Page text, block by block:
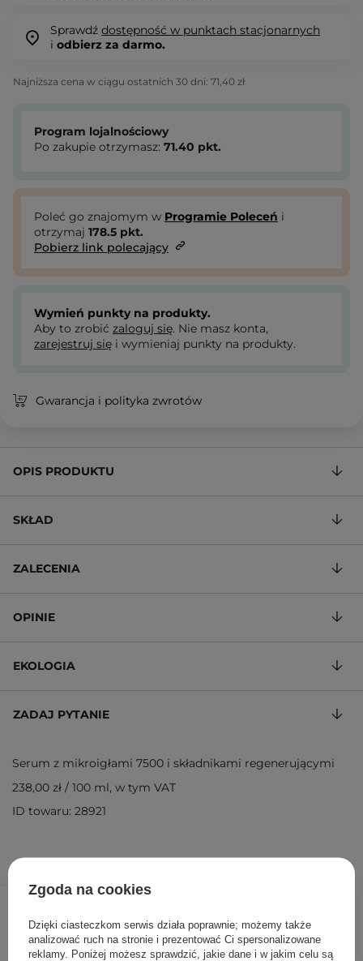
Sprawdź dostępność w punktach stacjonarnych
i odbierz za darmo.
Najniższa cena w ciągu ostatnich 30 dni: 71,40 zł
71,40 zł 119,00 zł
DODAJ DO KOSZYKA
Program lojalnościowy
Po zakupie otrzymasz: 71.40 pkt.
Poleć go znajomym w Programie Poleceń i
otrzymaj 178.5 pkt.
Pobierz link polecający
Wymień punkty na produkty.
Aby to zrobić zaloguj się. Nie masz konta,
zarejestruj się i wymieniaj punkty na produkty.
Gwarancja i polityka zwrotów
OPIS PRODUKTU
SKŁAD
ZALECENIA
OPINIE
EKOLOGIA
ZADAJ PYTANIE
Serum z mikroigłami 7500 i składnikami regenerującymi
238,00 zł / 100 ml, w tym VAT
ID towaru: 28921
Zgoda na cookies
Dzięki ciasteczkom serwis działa poprawnie; możemy także
analizować ruch na stronie i prezentować Ci spersonalizowane
reklamy. Poniżej możesz sprawdzić, jakie dane i w jakim celu są